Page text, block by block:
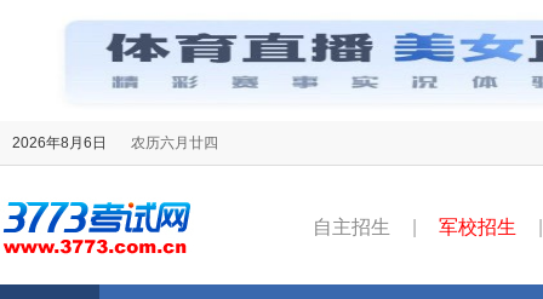
2026年8月6日 农历六月廿四
自主招生 军校招生